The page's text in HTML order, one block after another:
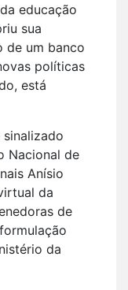
educação
sua
de um banco
políticas
está
Nacional de
Anísio
da
de
da